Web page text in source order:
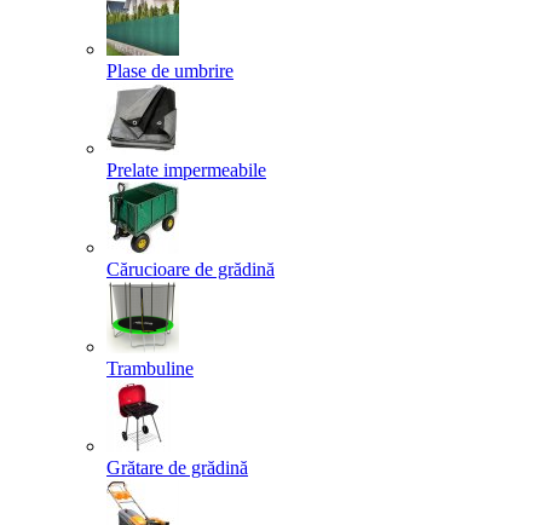
Plase de umbrire
Prelate impermeabile
Cărucioare de grădină
Trambuline
Grătare de grădină